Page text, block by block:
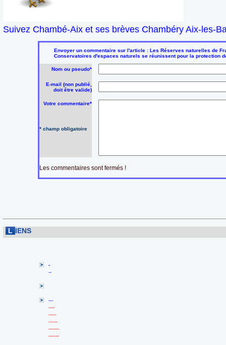
Suivez Chambé-Aix et ses brèves Chambéry Aix-les-
Envoyer un commentaire sur l'article : Les Réserves naturelles de
Conservatoires d'espaces naturels se réunissent pour la protection
Nom ou pseudo*
E-mail (non publié,
doit être valide)
Votre commentaire*
* champ obligatoire
Les commentaires sont fermés !
L IENS
-
--
---
----
-----
------
-------
-------